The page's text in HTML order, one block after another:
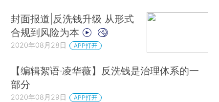
封面报道|反洗钱升级 从形式
合规到风险为本
2020年08月28日 APP打开
【编辑絮语·凌华薇】反洗钱是治理体系的一
部分
2020年08月29日 APP打开